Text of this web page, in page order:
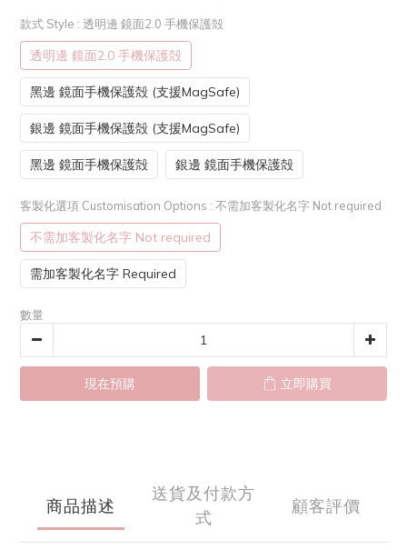
款式 Style : 透明邊 鏡面2.0 手機保護殻
透明邊 鏡面2.0 手機保護殻
黑邊 鏡面手機保護殻 (支援MagSafe)
銀邊 鏡面手機保護殻 (支援MagSafe)
黑邊 鏡面手機保護殻 銀邊 鏡面手機保護殻
客製化選項 Customisation Options : 不需加客製化名字 Not required
不需加客製化名字 Not required
需加客製化名字 Required
數量
現在預購 立即購買
商品描述
送貨及付款方
式
顧客評價